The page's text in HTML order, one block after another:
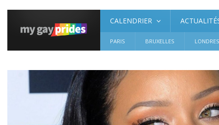
CALENDRIER
PARIS BRUXELLES LONDRES